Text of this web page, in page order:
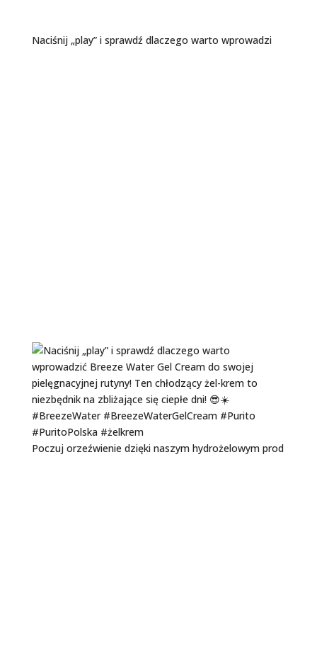
Naciśnij „play” i sprawdź dlaczego warto wprowadzi
Poczuj orzeźwienie dzięki naszym hydrożelowym prod